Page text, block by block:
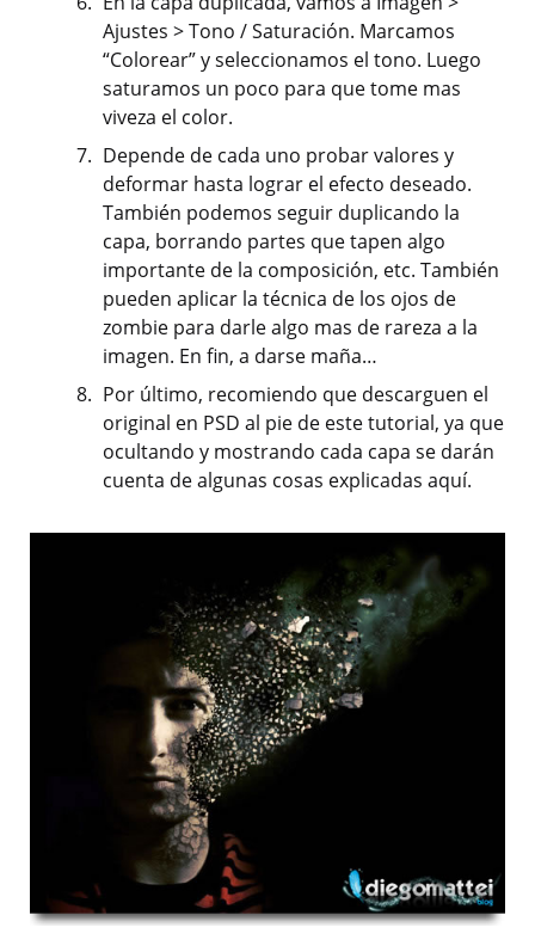
Ajustes > Tono / Saturación. Marcamos
“Colorear” y seleccionamos el tono. Luego
saturamos un poco para que tome mas
viveza el color.
Depende de cada uno probar valores y
deformar hasta lograr el efecto deseado.
También podemos seguir duplicando la
capa, borrando partes que tapen algo
importante de la composición, etc. También
pueden aplicar la técnica de los ojos de
zombie para darle algo mas de rareza a la
imagen. En fin, a darse maña…
Por último, recomiendo que descarguen el
original en PSD al pie de este tutorial, ya que
ocultando y mostrando cada capa se darán
cuenta de algunas cosas explicadas aquí.